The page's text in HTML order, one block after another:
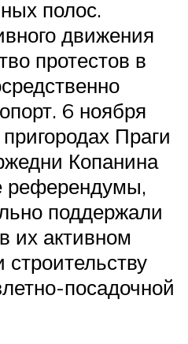
полос.
движения
протестов в
6 ноября
Праги
Копанина
референдумы,
поддержали
их активном
строительству
посадочной